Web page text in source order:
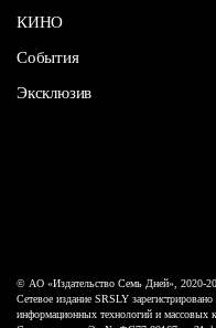
КИНО
События
Эксклюзив
© АО «Издательство Семь Дней», 2020-
Сетевое издание SRSLY
информационных технологий и массовых